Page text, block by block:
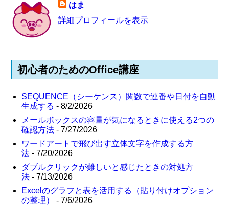
はま
詳細プロフィールを表示
初心者のためのOffice講座
SEQUENCE（シーケンス）関数で連番や日付を自動
生成する - 8/2/2026
メールボックスの容量が気になるときに使える2つの
確認方法 - 7/27/2026
ワードアートで飛び出す立体文字を作成する方
法 - 7/20/2026
ダブルクリックが難しいと感じたときの対処方
法 - 7/13/2026
Excelのグラフと表を活用する（貼り付けオプション
の整理）
- 7/6/2026